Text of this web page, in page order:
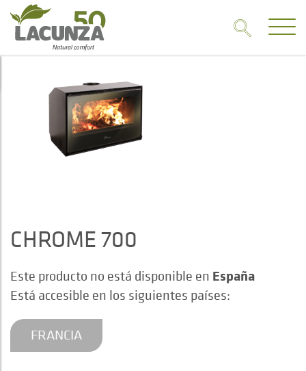
CHROME 700
Este producto no está disponible en España
Está accesible en los siguientes países:
FRANCIA